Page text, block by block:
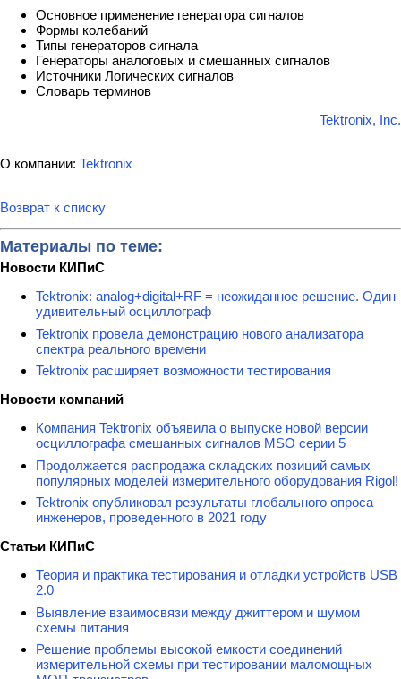
Основное применение генератора сигналов
Формы колебаний
Типы генераторов сигнала
Генераторы аналоговых и смешанных сигналов
Источники Логических сигналов
Словарь терминов
Tektronix, Inc.
О компании: Tektronix
Возврат к списку
Материалы по теме:
Новости КИПиС
Tektronix: analog+digital+RF = неожиданное решение. Один
удивительный осциллограф
Tektronix провела демонстрацию нового анализатора
спектра реального времени
Tektronix расширяет возможности тестирования
Новости компаний
Компания Tektronix объявила о выпуске новой версии
осциллографа смешанных сигналов MSO серии 5
Продолжается распродажа складских позиций самых
популярных моделей измерительного оборудования Rigol!
Tektronix опубликовал результаты глобального опроса
инженеров, проведенного в 2021 году
Статьи КИПиС
Теория и практика тестирования и отладки устройств USB
2.0
Выявление взаимосвязи между джиттером и шумом
схемы питания
Решение проблемы высокой емкости соединений
измерительной схемы при тестировании маломощных